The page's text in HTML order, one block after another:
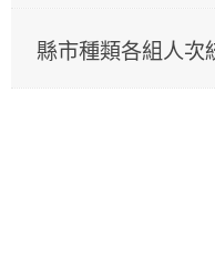
縣市種類各組人次